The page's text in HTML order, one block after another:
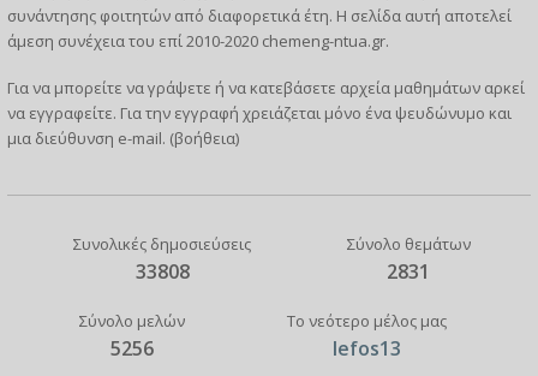
συνάντησης φοιτητών από διαφορετικά έτη. Η σελίδα αυτή αποτελεί
άμεση συνέχεια του επί 2010-2020 chemeng-ntua.gr.
Για να μπορείτε να γράψετε ή να κατεβάσετε αρχεία μαθημάτων αρκεί
να εγγραφείτε. Για την εγγραφή χρειάζεται μόνο ένα ψευδώνυμο και
μια διεύθυνση e-mail. (βοήθεια)
Συνολικές δημοσιεύσεις
33808
Σύνολο θεμάτων
2831
Σύνολο μελών
5256
Το νεότερο μέλος μας
lefos13